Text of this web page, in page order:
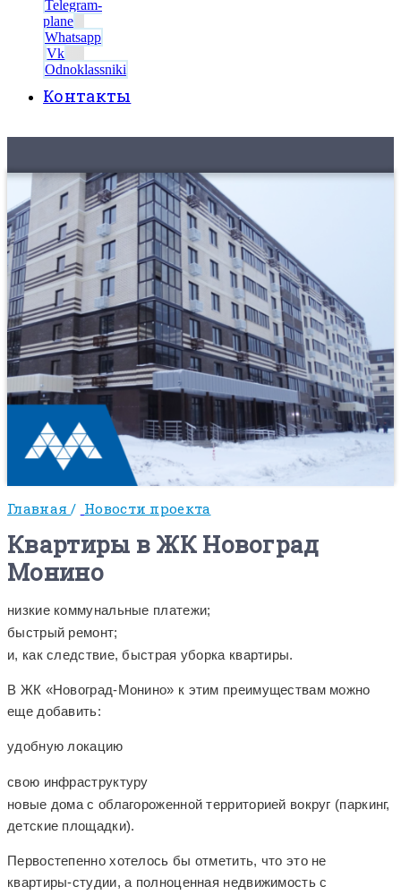
Telegram-
plane
Whatsapp
Vk
Odnoklassniki
Контакты
Главная/ Новости проекта
Квартиры в ЖК Новоград
Монино
низкие коммунальные платежи;
быстрый ремонт;
и, как следствие, быстрая уборка квартиры.
В ЖК «Новоград-Монино» к этим преимуществам можно
еще добавить:
удобную локацию
свою инфраструктуру
новые дома с облагороженной территорией вокруг (паркинг,
детские площадки).
Первостепенно хотелось бы отметить, что это не
квартиры-студии, а полноценная недвижимость с